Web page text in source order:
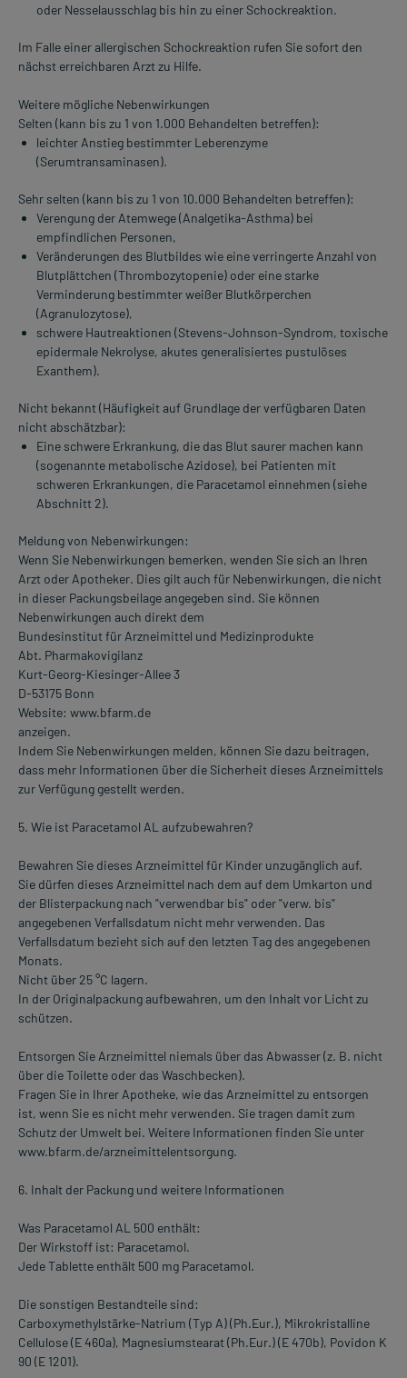
oder Nesselausschlag bis hin zu einer Schockreaktion.
Im Falle einer allergischen Schockreaktion rufen Sie sofort den
nächst erreichbaren Arzt zu Hilfe.
Weitere mögliche Nebenwirkungen
Selten (kann bis zu 1 von 1.000 Behandelten betreffen):
leichter Anstieg bestimmter Leberenzyme
(Serumtransaminasen).
Sehr selten (kann bis zu 1 von 10.000 Behandelten betreffen):
Verengung der Atemwege (Analgetika-Asthma) bei
empfindlichen Personen,
Veränderungen des Blutbildes wie eine verringerte Anzahl von
Blutplättchen (Thrombozytopenie) oder eine starke
Verminderung bestimmter weißer Blutkörperchen
(Agranulozytose),
schwere Hautreaktionen (Stevens-Johnson-Syndrom, toxische
epidermale Nekrolyse, akutes generalisiertes pustulöses
Exanthem).
Nicht bekannt (Häufigkeit auf Grundlage der verfügbaren Daten
nicht abschätzbar):
Eine schwere Erkrankung, die das Blut saurer machen kann
(sogenannte metabolische Azidose), bei Patienten mit
schweren Erkrankungen, die Paracetamol einnehmen (siehe
Abschnitt 2).
Meldung von Nebenwirkungen:
Wenn Sie Nebenwirkungen bemerken, wenden Sie sich an Ihren
Arzt oder Apotheker. Dies gilt auch für Nebenwirkungen, die nicht
in dieser Packungsbeilage angegeben sind. Sie können
Nebenwirkungen auch direkt dem
Bundesinstitut für Arzneimittel und Medizinprodukte
Abt. Pharmakovigilanz
Kurt-Georg-Kiesinger-Allee 3
D-53175 Bonn
Website: www.bfarm.de
anzeigen.
Indem Sie Nebenwirkungen melden, können Sie dazu beitragen,
dass mehr Informationen über die Sicherheit dieses Arzneimittels
zur Verfügung gestellt werden.
5. Wie ist Paracetamol AL aufzubewahren?
Bewahren Sie dieses Arzneimittel für Kinder unzugänglich auf.
Sie dürfen dieses Arzneimittel nach dem auf dem Umkarton und
der Blisterpackung nach "verwendbar bis" oder "verw. bis"
angegebenen Verfallsdatum nicht mehr verwenden. Das
Verfallsdatum bezieht sich auf den letzten Tag des angegebenen
Monats.
Nicht über 25 °C lagern.
In der Originalpackung aufbewahren, um den Inhalt vor Licht zu
schützen.
Entsorgen Sie Arzneimittel niemals über das Abwasser (z. B. nicht
über die Toilette oder das Waschbecken).
Fragen Sie in Ihrer Apotheke, wie das Arzneimittel zu entsorgen
ist, wenn Sie es nicht mehr verwenden. Sie tragen damit zum
Schutz der Umwelt bei. Weitere Informationen finden Sie unter
www.bfarm.de/arzneimittelentsorgung.
6. Inhalt der Packung und weitere Informationen
Was Paracetamol AL 500 enthält:
Der Wirkstoff ist: Paracetamol.
Jede Tablette enthält 500 mg Paracetamol.
Die sonstigen Bestandteile sind:
Carboxymethylstärke-Natrium (Typ A) (Ph.Eur.), Mikrokristalline
Cellulose (E 460a), Magnesiumstearat (Ph.Eur.) (E 470b), Povidon K
90 (E 1201).